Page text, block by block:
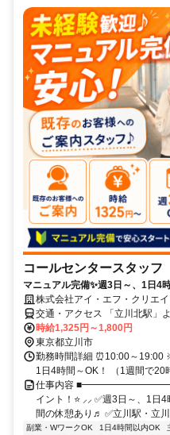
コールセンタースタッフ
マニュアル完備✨週3日～、1日4
株式会社アイ・エフ・クリエ
交通・アクセス 「立川北駅」
6分
時給1,325円～1,800円
東京都立川市
勤務時間詳細 ⏰10:00～19:00
1日4時間～OK！ （1週間で
仕事内容
イント！⭐ ⸝⸝ ✅週3日～、1日
間の休憩あり♬ ✅立川駅・立
副業・WワークOK 1日4時間以内OK